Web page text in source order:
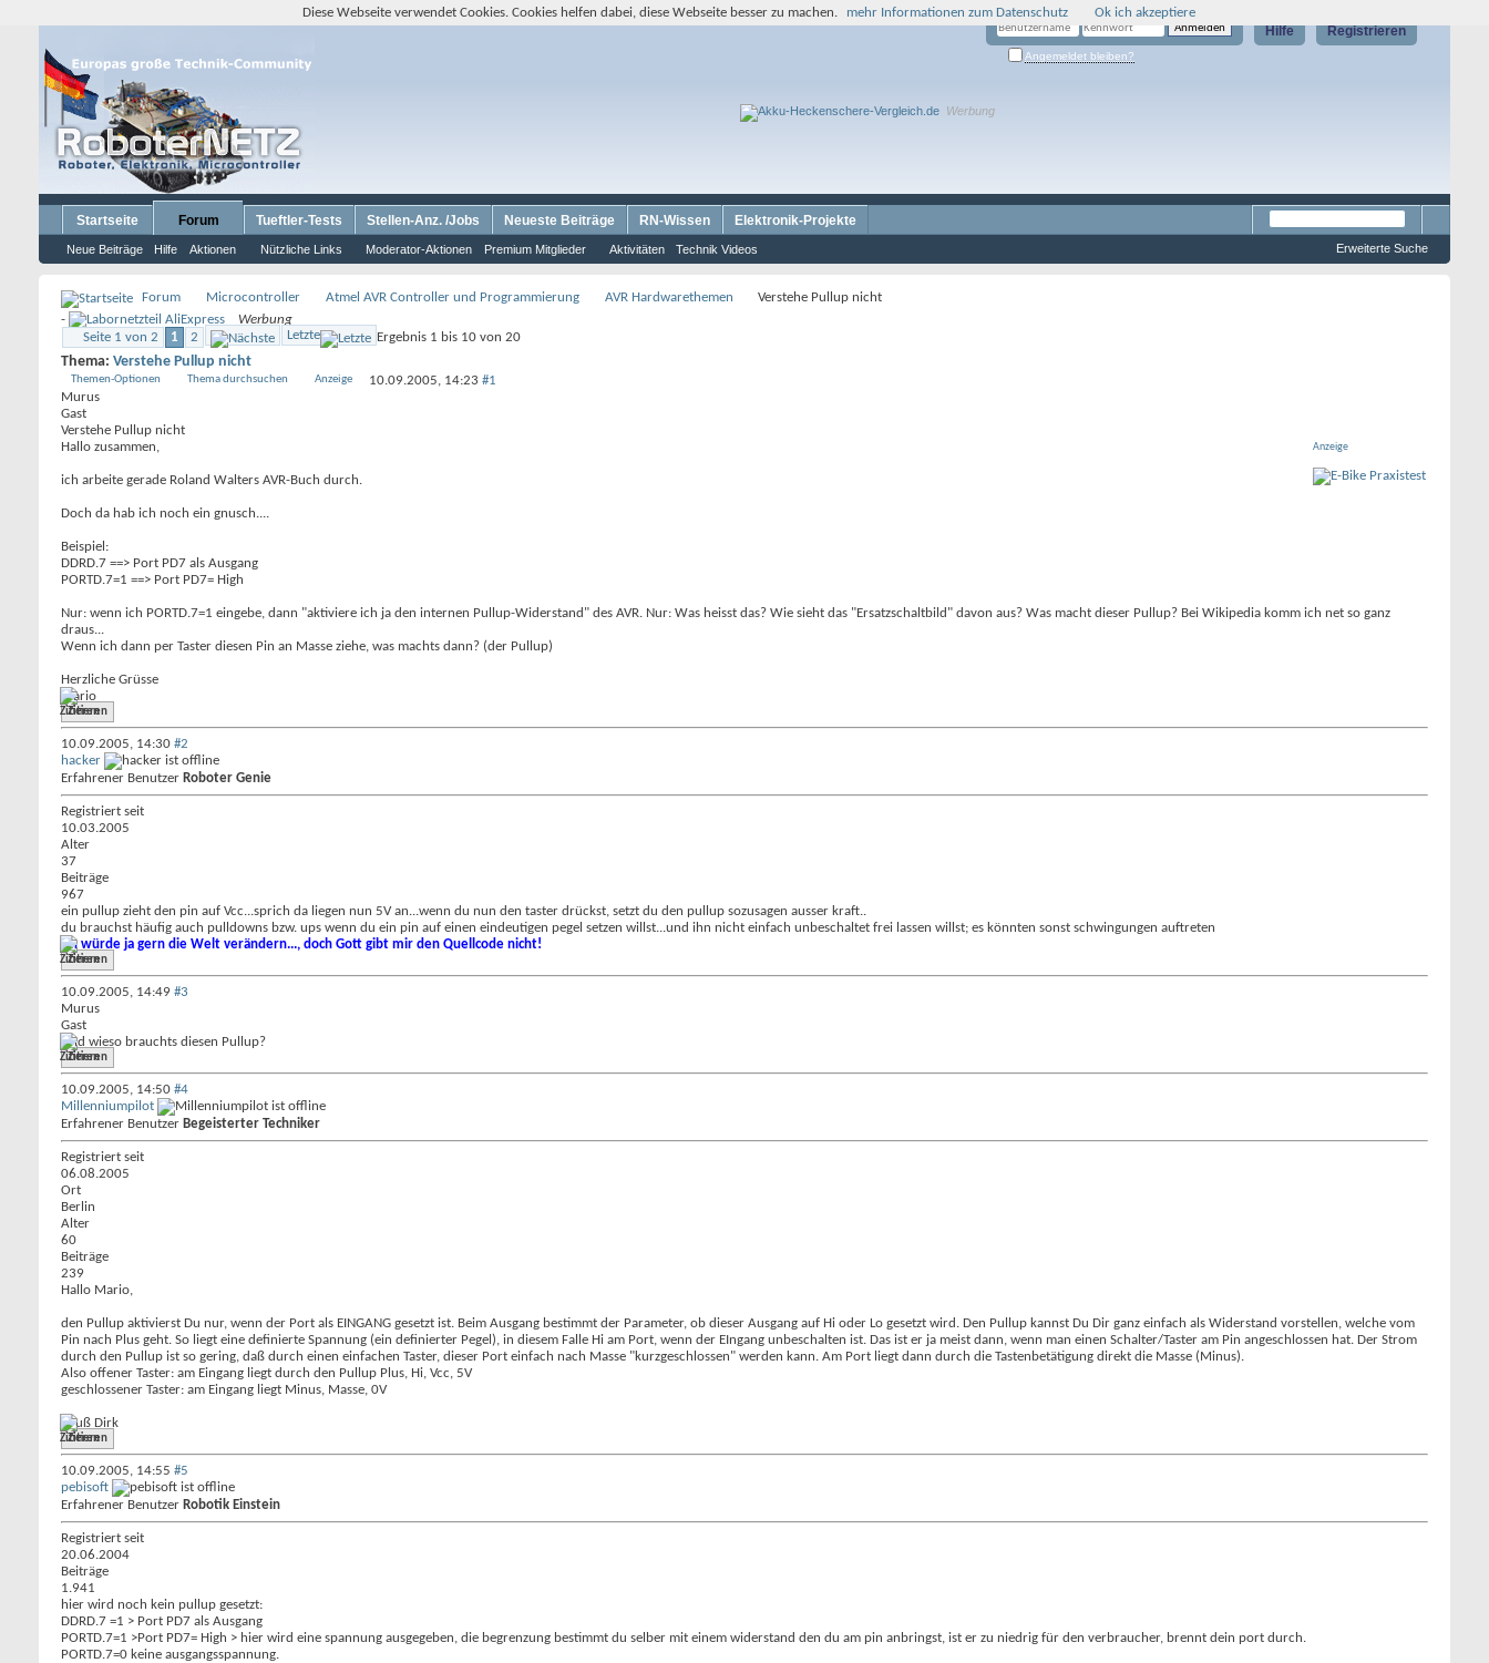
Registrieren
Hilfe
Angemeldet bleiben?
Werbung
Startseite Forum
Neue Beiträge Hilfe Aktionen Nützliche Links Moderator-Aktionen Premium Mitglieder Aktivitäten Technik Videos
Tueftler-Tests Stellen-Anz. /Jobs Neueste Beiträge RN-Wissen Elektronik-Projekte
Erweiterte Suche
Forum Microcontroller Atmel AVR Controller und Programmierung AVR Hardwarethemen
Verstehe Pullup nicht
-
Werbung
Seite 1 von 2
1 2 Letzte Ergebnis 1 bis 10 von 20
Thema: Verstehe Pullup nicht
Themen-Optionen Thema durchsuchen Anzeige 10.09.2005, 14:23 #1
Murus
Gast
Verstehe Pullup nicht
Anzeige
Hallo zusammen,
ich arbeite gerade Roland Walters AVR-Buch durch.
Doch da hab ich noch ein gnusch....
Beispiel:
DDRD.7 ==> Port PD7 als Ausgang
PORTD.7=1 ==> Port PD7= High
Nur: wenn ich PORTD.7=1 eingebe, dann "aktiviere ich ja den internen Pullup-Widerstand" des AVR. Nur: Was heisst das? Wie sieht das "Ersatzschaltbild" davon aus? Was macht dieser Pullup? Bei Wikipedia komm ich net so ganz
draus...
Wenn ich dann per Taster diesen Pin an Masse ziehe, was machts dann? (der Pullup)
Herzliche Grüsse
Mario
Zitieren
10.09.2005, 14:30 #2
hacker
Erfahrener Benutzer Roboter Genie
Registriert seit
10.03.2005
Alter
37
Beiträge
967
ein pullup zieht den pin auf Vcc...sprich da liegen nun 5V an...wenn du nun den taster drückst, setzt du den pullup sozusagen ausser kraft..
du brauchst häufig auch pulldowns bzw. ups wenn du ein pin auf einen eindeutigen pegel setzen willst...und ihn nicht einfach unbeschaltet frei lassen willst; es könnten sonst schwingungen auftreten
Ich würde ja gern die Welt verändern..., doch Gott gibt mir den Quellcode nicht!
Zitieren
10.09.2005, 14:49 #3
Murus
Gast
Und wieso brauchts diesen Pullup?
Zitieren
10.09.2005, 14:50 #4
Millenniumpilot
Erfahrener Benutzer Begeisterter Techniker
Registriert seit
06.08.2005
Ort
Berlin
Alter
60
Beiträge
239
Hallo Mario,
den Pullup aktivierst Du nur, wenn der Port als EINGANG gesetzt ist. Beim Ausgang bestimmt der Parameter, ob dieser Ausgang auf Hi oder Lo gesetzt wird. Den Pullup kannst Du Dir ganz einfach als Widerstand vorstellen, welche vom
Pin nach Plus geht. So liegt eine definierte Spannung (ein definierter Pegel), in diesem Falle Hi am Port, wenn der EIngang unbeschalten ist. Das ist er ja meist dann, wenn man einen Schalter/Taster am Pin angeschlossen hat. Der Strom
durch den Pullup ist so gering, daß durch einen einfachen Taster, dieser Port einfach nach Masse "kurzgeschlossen" werden kann. Am Port liegt dann durch die Tastenbetätigung direkt die Masse (Minus).
Also offener Taster: am Eingang liegt durch den Pullup Plus, Hi, Vcc, 5V
geschlossener Taster: am Eingang liegt Minus, Masse, 0V
Gruß Dirk
Zitieren
10.09.2005, 14:55 #5
pebisoft
Erfahrener Benutzer Robotik Einstein
Registriert seit
20.06.2004
Beiträge
1.941
hier wird noch kein pullup gesetzt:
DDRD.7 =1 > Port PD7 als Ausgang
PORTD.7=1 >Port PD7= High > hier wird eine spannung ausgegeben, die begrenzung bestimmt du selber mit einem widerstand den du am pin anbringst, ist er zu niedrig für den verbraucher, brennt dein port durch.
PORTD.7=0 keine ausgangsspannung.
Diese Webseite verwendet Cookies. Cookies helfen dabei, diese Webseite besser zu machen. mehr Informationen zum Datenschutz Ok ich akzeptiere